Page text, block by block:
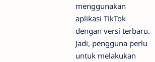
menggunakan
aplikasi TikTok
dengan versi terbaru.
Jadi, pengguna perlu
untuk melakukan